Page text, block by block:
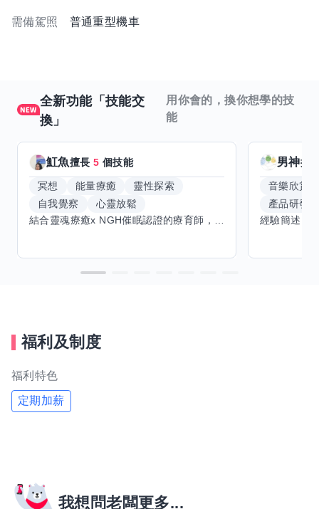
需備駕照 普通重型機車
全新功能「技能交
換」
用你會的，換你想學的技
能
魟魚擅長5 個技能
冥想 能量療癒
靈性探索
自我覺察
心靈放鬆
男神擅
音樂欣賞
產品研發
福利及制度
福利特色
定期加薪
我想問老闆更多...